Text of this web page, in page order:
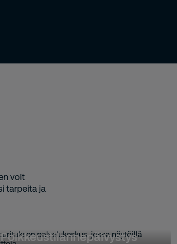
voit
tarpeita ja
Poikkeustilannepäivystys